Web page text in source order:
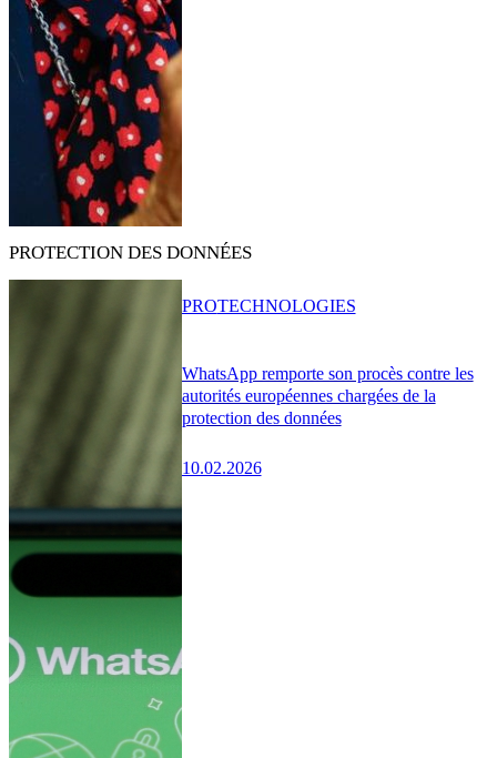
PROTECTION DES DONNÉES
WhatsApp remporte son procès contre les
autorités européennes chargées de la
protection des données
10.02.2026
PROTECHNOLOGIES